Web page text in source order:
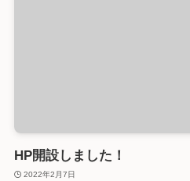
HP開設しました！
2022年2月7日